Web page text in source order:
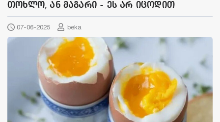
თოხლო, ან მაგარი - ეს არ იცოდით
07-06-2025 beka